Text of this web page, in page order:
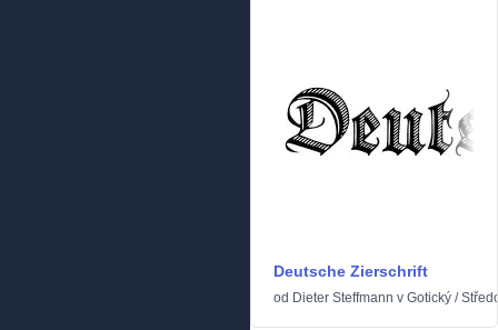
Deutsche Zierschrift
od Dieter Steffmann v Gotický /